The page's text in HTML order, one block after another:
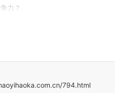
力？
工的专业素质和服务意识，为用
牌知名度和美誉度，吸引更多的用
794.html